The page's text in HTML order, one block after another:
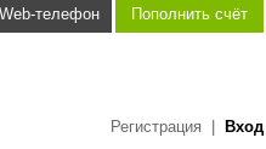
Web-телефон Пополнить счёт
Регистрация Вход